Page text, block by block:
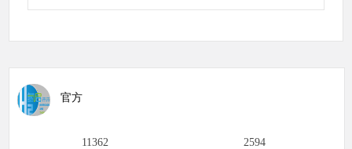
官方
11362 2594